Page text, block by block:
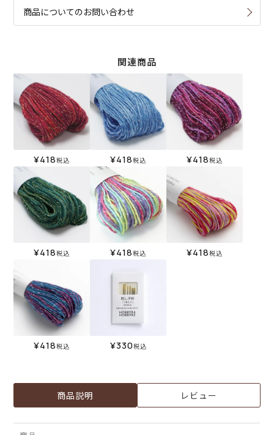
商品についてのお問い合わせ
関連商品
¥418税込 ¥418税込 ¥418税込
¥418税込 ¥418税込 ¥418税込
¥418税込 ¥330税込
商品説明 レビュー